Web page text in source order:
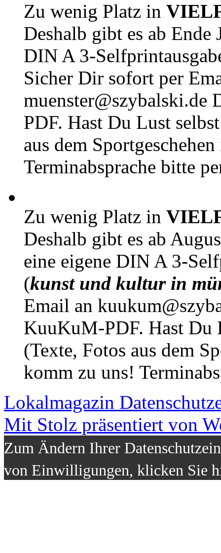
Zu wenig Platz in
Deshalb gibt es ab Ende
DIN A 3-
Sicher Dir sofort per
muenster@szybalski.de
PDF. Hast Du Lust
aus dem
Terminabsprache bitte
Zu wenig Platz in
Deshalb gibt es ab
eine eigene DIN A 3-
(kunst und kultur in
Email an
KuuKuM-PDF. Hast Du
(Texte, Fotos aus dem
komm zu uns!
Lokalmagazin
Mit Stolz präsentiert von
Zum Ändern Ihrer
von Einwilligungen, klicken Sie